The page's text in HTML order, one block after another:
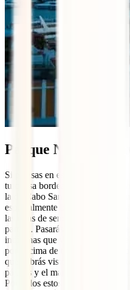
Parque Nacional
Si piensas en esa playa de
turquesa bordeado de palmeras
la de Cabo San Juan en el
especialmente bien bañarte en
las rutas de senderismo que no
parque. Pasarás por árboles
indígenas que viven en el
por encima de ti las mariposas
que habrás visto nunca. Todo
pájaros y el mar, de fondo,
Por todos estos motivos
la